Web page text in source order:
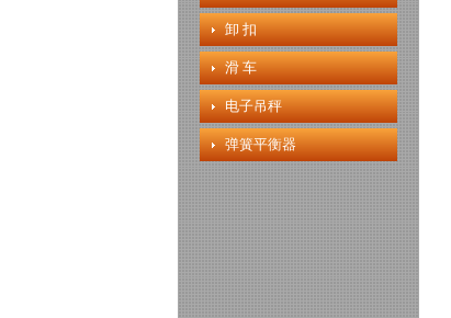
卸 扣
滑 车
电子吊秤
弹簧平衡器